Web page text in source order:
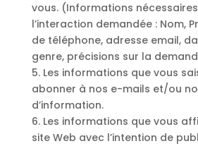
vous. (Informations
l’interaction demandée : Nom,
de téléphone, adresse email,
genre, précisions sur la
5. Les informations que vous
abonner à nos e-mails et/ou
d’information.
6. Les informations que vous
site Web avec l’intention de